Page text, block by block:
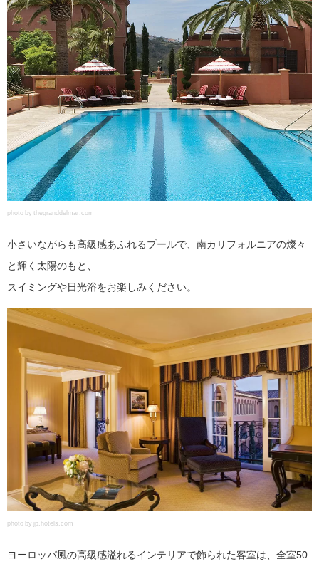
photo by thegranddelmar.com
小さいながらも高級感あふれるプールで、南カリフォルニアの燦々
と輝く太陽のもと、
スイミングや日光浴をお楽しみください。
photo by jp.hotels.com
ヨーロッパ風の高級感溢れるインテリアで飾られた客室は、全室50